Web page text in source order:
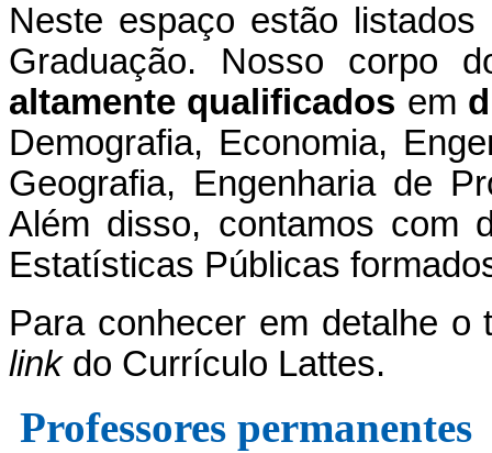
Neste espaço estão
Graduação. Nosso
corpo
altamente qualificados em
Demografia, Economia,
Geografia, Engenharia de
Além disso, contamos com
Estatísticas Públicas
Para conhecer em detalhe
linkdo Currículo Lattes.
Professores permanentes